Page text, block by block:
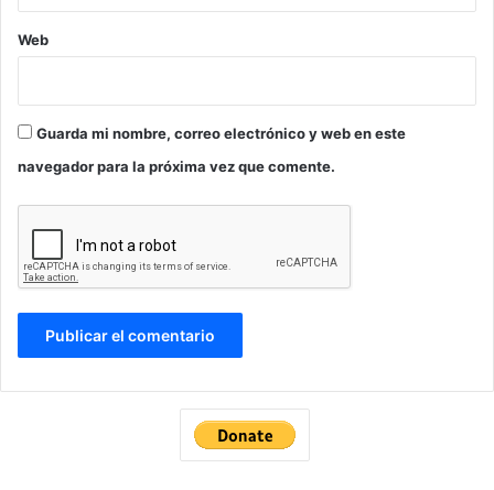
Web
Guarda mi nombre, correo electrónico y web en este
navegador para la próxima vez que comente.